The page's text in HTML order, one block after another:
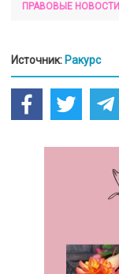
ПРАВОВЫЕ НОВОСТИ
Источник: Ракурс